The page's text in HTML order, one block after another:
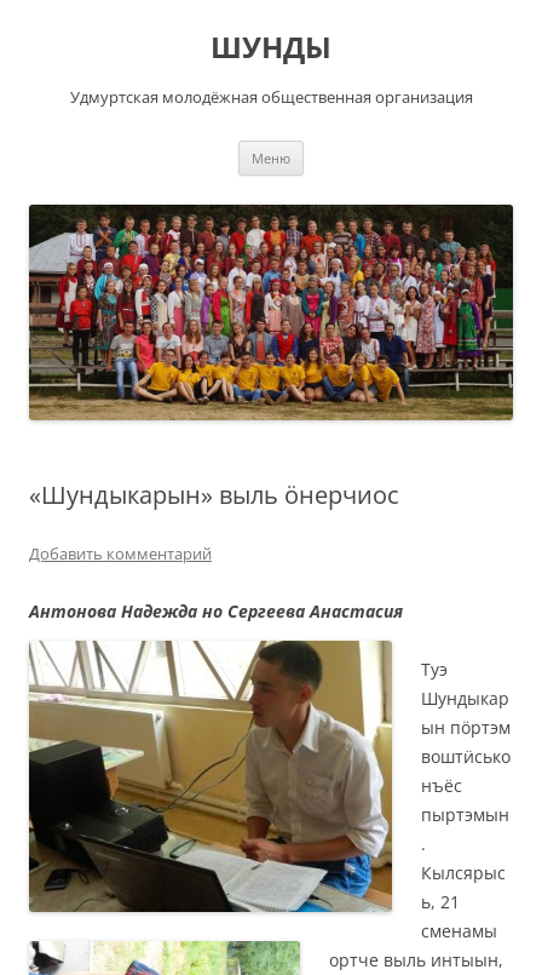
ШУНДЫ
Удмуртская молодёжная общественная организация
Меню
«Шундыкарын» выль ӧнерчиос
Добавить комментарий
Антонова Надежда но Сергеева Анастасия
Туэ
Шундыкар
ын пӧртэм
воштӥсько
нъёс
пыртэмын
.
Кылсярыс
ь, 21
сменамы
ортче выль интыын,